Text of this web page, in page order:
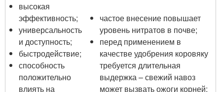
высокая
эффективность;
универсальность
и доступность;
быстродействие;
способность
положительно
влиять на
частое внесение повышает
уровень нитратов в почве;
перед применением в
качестве удобрения коровяку
требуется длительная
выдержка – свежий навоз
может вызвать ожоги корней;